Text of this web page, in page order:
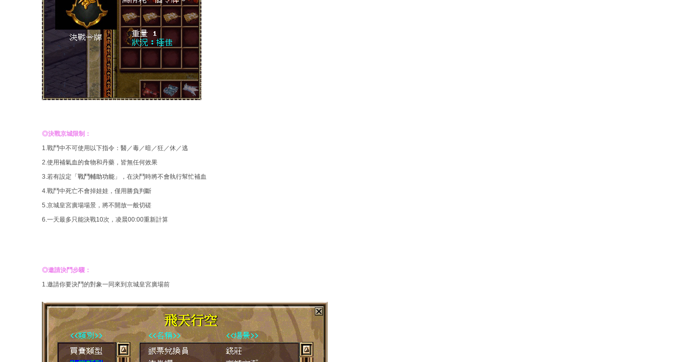
◎決戰京城限制：
1.戰鬥中不可使用以下指令：醫／毒／暗／狂／休／逃
2.使用補氣血的食物和丹藥，皆無任何效果
3.若有設定「 戰鬥輔助功能 」，在決鬥時將不會執行幫忙補血
4.戰鬥中死亡不會掉娃娃，僅用勝負判斷
5.京城皇宮廣場場景，將不開放一般切磋
6.一天最多只能決戰10次，凌晨00:00重新計算
◎邀請決鬥步驟：
1.邀請你要決鬥的對象一同來到京城皇宮廣場前